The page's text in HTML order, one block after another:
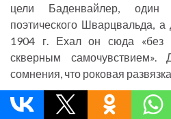
цели Баденвайлер, один
поэтического Шварцвальда,
1904 г. Ехал он сюда «без
скверным
сомнения, что роковая
Первое время пребывания в